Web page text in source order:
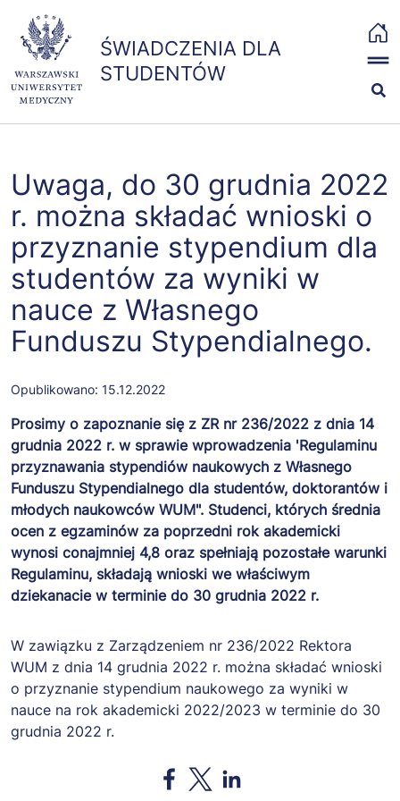
treści
ŚWIADCZENIA DLA
STUDENTÓW
The MIT License
(MIT)
2021 The Bootstrap
Permission is hereby
granted, free of
charge, to any
person obtaining a
copy of this
software and
associated
documentation files
(the "Software"), to
deal in the Software
without restriction,
including without
limitation the rights
to use, copy, modify,
merge, publish,
distribute,
sublicense, and/or
sell copies of the
Software, and to
permit persons to
whom the Software
so, subject to the
following conditions:
The above copyright
notice and this
permission notice
all copies or
substantial portions
x
ŚWIADCZENIA DLA STUDENTÓW
Stypendia i zapomogi
Badania i szczepienia
Ubezpieczenia
Kontakt
Uwaga, do 30 grudnia 2022
r. można składać wnioski o
przyznanie stypendium dla
studentów za wyniki w
nauce z Własnego
Funduszu Stypendialnego.
Opublikowano: 15.12.2022
Prosimy o zapoznanie się z ZR nr 236/2022 z dnia 14
grudnia 2022 r. w sprawie wprowadzenia 'Regulaminu
przyznawania stypendiów naukowych z Własnego
Funduszu Stypendialnego dla studentów, doktorantów i
młodych naukowców WUM". Studenci, których średnia
ocen z egzaminów za poprzedni rok akademicki
wynosi conajmniej 4,8 oraz spełniają pozostałe warunki
Regulaminu, składają wnioski we właściwym
dziekanacie w terminie do 30 grudnia 2022 r.
W zawiązku z Zarządzeniem nr 236/2022 Rektora
WUM z dnia 14 grudnia 2022 r. można składać wnioski
o przyznanie stypendium naukowego za wyniki w
nauce na rok akademicki 2022/2023 w terminie do 30
grudnia 2022 r.
Opens in a new window
Opens in a new window
Opens in a new window